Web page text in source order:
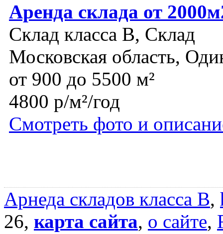
Аренда склада от
Склад класса B, Склад
Московская область,
от 900 до 5500 м²
4800 р/м²/год
Смотреть фото и
Арнеда складов класса B,
26, карта сайта, о сайте,